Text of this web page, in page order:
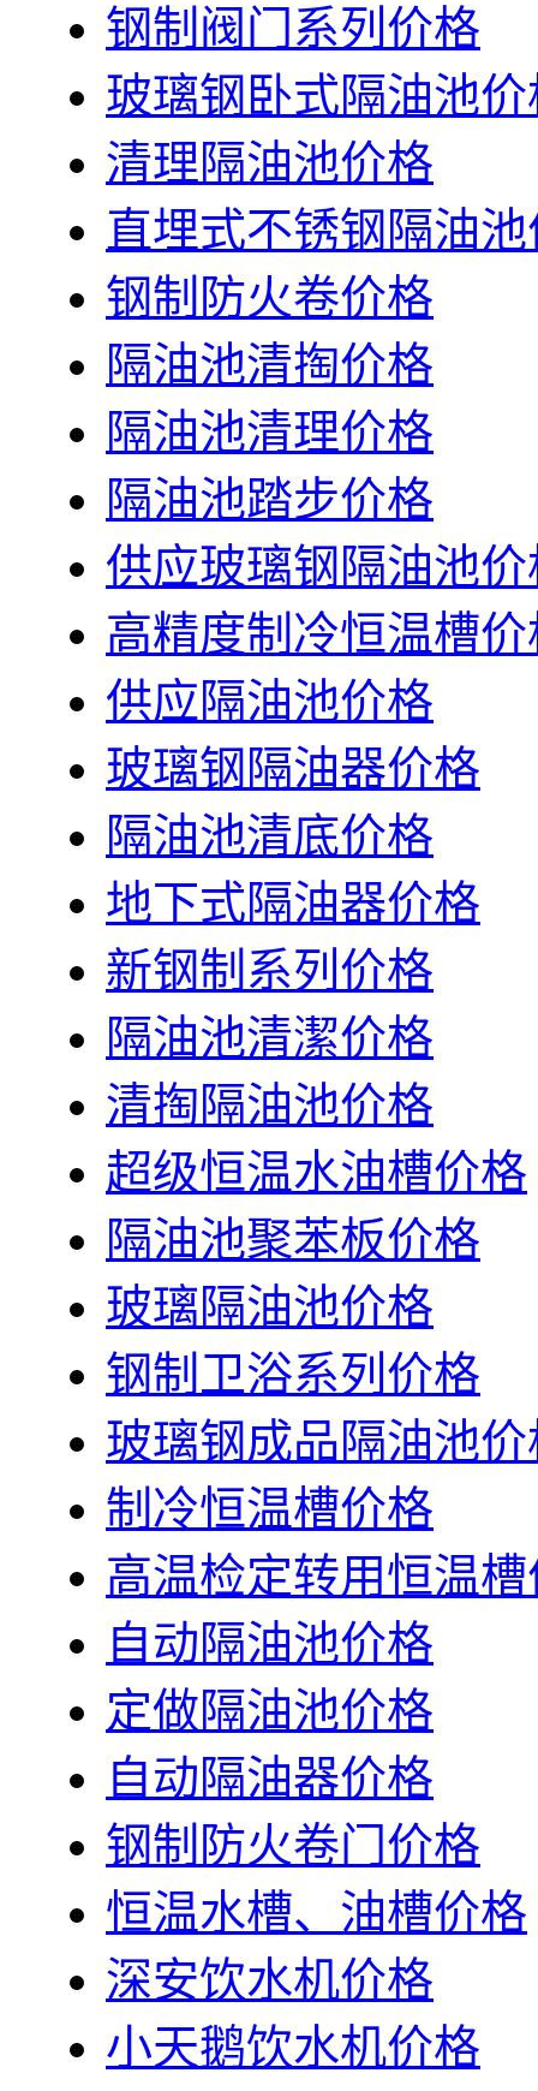
钢制阀门系列价格
玻璃钢卧式隔油池价
清理隔油池价格
直埋式不锈钢隔油
钢制防火卷价格
隔油池清掏价格
隔油池清理价格
隔油池踏步价格
供应玻璃钢隔油池价
高精度制冷恒温槽价
供应隔油池价格
玻璃钢隔油器价格
隔油池清底价格
地下式隔油器价格
新钢制系列价格
隔油池清潔价格
清掏隔油池价格
超级恒温水油槽价格
隔油池聚苯板价格
玻璃隔油池价格
钢制卫浴系列价格
玻璃钢成品隔油池价
制冷恒温槽价格
高温检定转用恒温
自动隔油池价格
定做隔油池价格
自动隔油器价格
钢制防火卷门价格
恒温水槽、油槽价格
深安饮水机价格
小天鹅饮水机价格